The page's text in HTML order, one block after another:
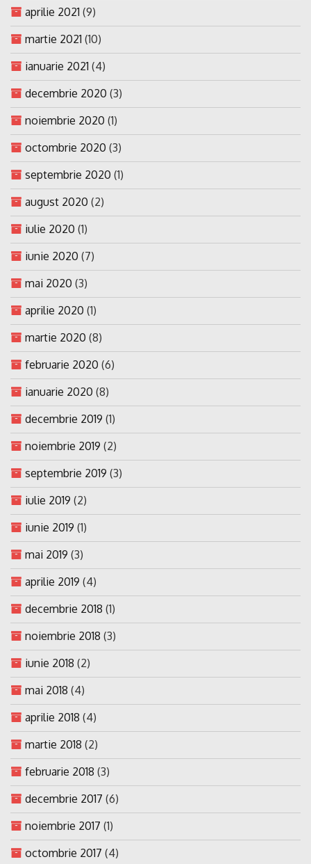
aprilie 2021 (9)
martie 2021 (10)
ianuarie 2021 (4)
decembrie 2020 (3)
noiembrie 2020 (1)
octombrie 2020 (3)
septembrie 2020 (1)
august 2020 (2)
iulie 2020 (1)
iunie 2020 (7)
mai 2020 (3)
aprilie 2020 (1)
martie 2020 (8)
februarie 2020 (6)
ianuarie 2020 (8)
decembrie 2019 (1)
noiembrie 2019 (2)
septembrie 2019 (3)
iulie 2019 (2)
iunie 2019 (1)
mai 2019 (3)
aprilie 2019 (4)
decembrie 2018 (1)
noiembrie 2018 (3)
iunie 2018 (2)
mai 2018 (4)
aprilie 2018 (4)
martie 2018 (2)
februarie 2018 (3)
decembrie 2017 (6)
noiembrie 2017 (1)
octombrie 2017 (4)